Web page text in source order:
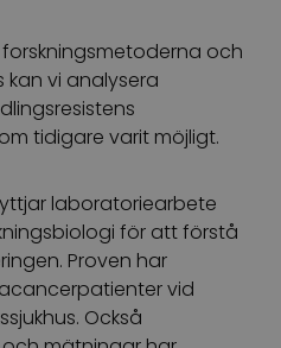
och
vi analysera
tidigare varit möjligt.
laboratoriearbete
för att förstå
Proven har
vid
Också